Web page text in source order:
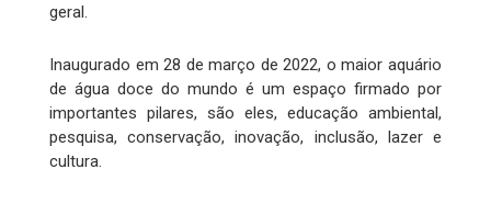
geral.
Inaugurado em 28 de março de 2022, o maior aquário
de água doce do mundo é um espaço firmado por
importantes pilares, são eles, educação ambiental,
pesquisa, conservação, inovação, inclusão, lazer e
cultura.